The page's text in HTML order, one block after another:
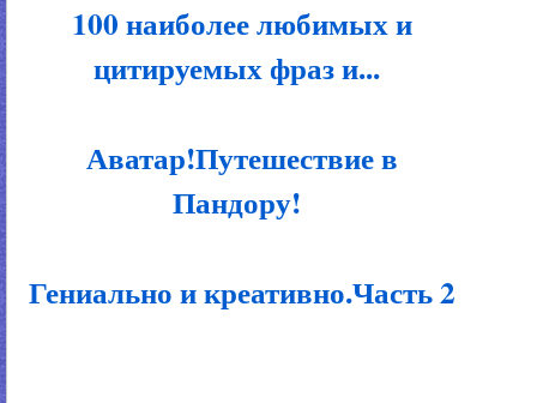
100 наиболее любимых и
цитируемых фраз и...
Аватар!Путешествие в
Пандору!
Гениально и креативно.Часть 2